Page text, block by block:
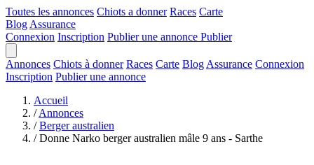
Toutes les annonces Chiots a donner Races Carte
Blog Assurance
Connexion Inscription Publier une annonce Publier
Annonces Chiots à donner Races Carte Blog Assurance Connexion
Inscription Publier une annonce
Accueil
/ Annonces
/ Berger australien
/ Donne Narko berger australien mâle 9 ans - Sarthe